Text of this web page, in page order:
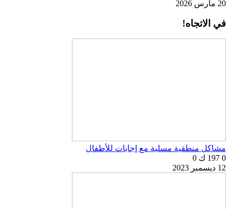
20 مارس 2026
في الاتجاه!
مشاكل منطقية مسلية مع إجابات للأطفال
0 197 ك
0
12 ديسمبر 2023